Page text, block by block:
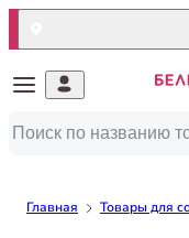
Главная Товары для